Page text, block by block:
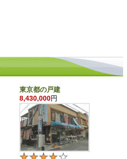
東京都の戸建
8,430,000円